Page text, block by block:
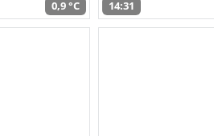
0,9 °C 14:31